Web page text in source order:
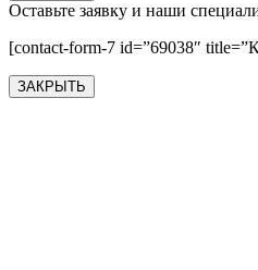
Оставьте заявку и наши
[contact-form-7 id=”69038″
ЗАКРЫТЬ